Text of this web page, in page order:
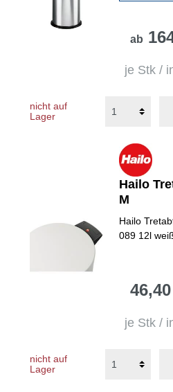
ab
je Stk /
nicht auf
Lager
Hailo
M
Hailo
089 12l
je Stk /
nicht auf
Lager